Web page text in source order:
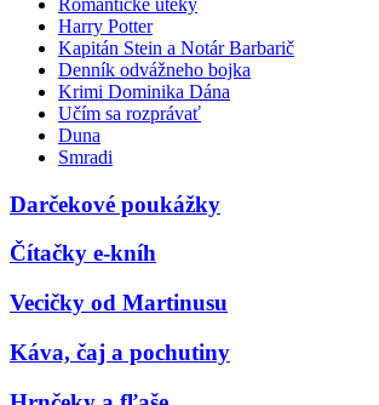
Romantické úteky
Harry Potter
Kapitán Stein a Notár Barbarič
Denník odvážneho bojka
Krimi Dominika Dána
Učím sa rozprávať
Duna
Smradi
Darčekové poukážky
Čítačky e-kníh
Vecičky od Martinusu
Káva, čaj a pochutiny